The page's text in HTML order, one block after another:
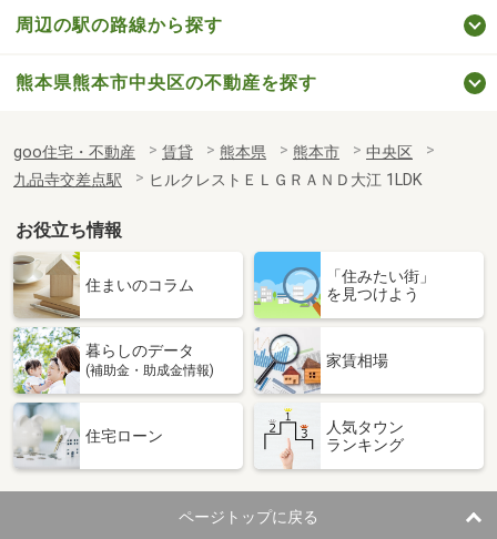
周辺の駅の路線から探す
熊本県熊本市中央区の不動産を探す
goo住宅・不動産 賃貸 熊本県 熊本市
中央区
九品寺交差点駅
ヒルクレストＥＬＧＲＡＮＤ大江 1LDK
お役立ち情報
住まいのコラム
「住みたい街」
を見つけよう
暮らしのデータ
(補助金・助成金情報)
家賃相場
住宅ローン
人気タウン
ランキング
ページトップに戻る